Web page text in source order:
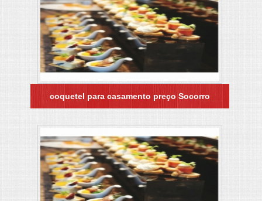
coquetel para casamento preço Socorro